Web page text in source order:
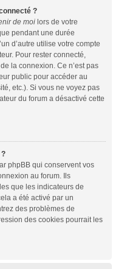
?
de moi lors de votre
pendant une durée
d’autre utilise votre compte
Pour rester connecté,
la connexion. Ce n’est pas
public pour accéder au
etc.). Si vous ne voyez pas
du forum a désactivé cette
phpBB qui conservent vos
au forum. Ils
que les indicateurs de
a été activé par un
des problèmes de
des cookies pourrait les